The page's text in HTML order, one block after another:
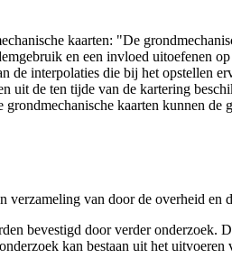
kaarten: "De
en een invloed uitoefenen
interpolaties die bij het opstellen
uit de ten tijde van de kartering
kaarten kunnen
verzameling van door de overheid
bevestigd door verder
kan bestaan uit het